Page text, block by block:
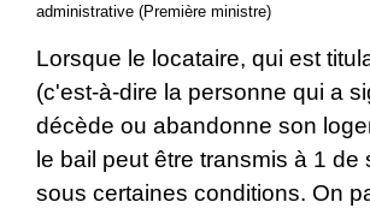
administrative (Première ministre)
Lorsque le locataire, qui est
(c'est-à-dire la personne qui a
décède ou abandonne son
le bail peut être transmis à 1 de
sous certaines conditions. On